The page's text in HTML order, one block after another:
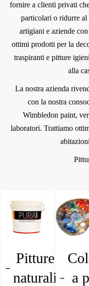
fornire a clienti privati
particolari o ridurre al
artigiani e aziende
ottimi prodotti per la
traspiranti e pitture
alla
La nostra azienda
con la nostra
Wimbledon paint,
laboratori. Trattiamo
Pitture
naturali
a